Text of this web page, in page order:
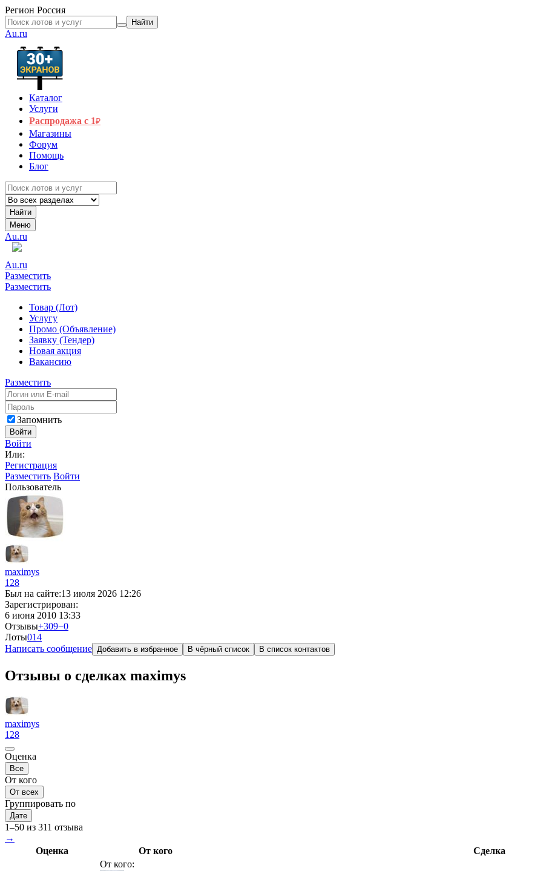
Регион Россия
Найти
Au.ru
Каталог
Услуги
Распродажа с 1₽
Магазины
Форум
Помощь
Блог
Найти
Меню
Au.ru
Au.ru
Разместить
Разместить
Товар (Лот)
Услугу
Промо (Объявление)
Заявку (Тендер)
Новая акция
Вакансию
Разместить
Запомнить
Войти
Войти
Или:
Регистрация
Разместить Войти
Пользователь
maximys
128
Был на сайте:13 июля 2026 12:26
Зарегистрирован:
6 июня 2010 13:33
Отзывы+309−0
Лоты014
Написать сообщение Добавить в избранное В чёрный список В список контактов
Отзывы о сделках maximys
maximys
128
Оценка
Все
От кого
От всех
Группировать по
Дате
1–50 из 311 отзыва
→
Оценка
От кого Сделка
От кого: